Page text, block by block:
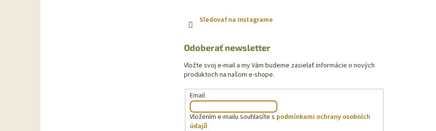
Sledovať na Instagrame
Odoberať newsletter
Vložte svoj e-mail a my Vám budeme zasielať informácie o nových
produktoch na našom e-shope.
Email
Vložením e-mailu souhlasíte s podmínkami ochrany osobních
údajů